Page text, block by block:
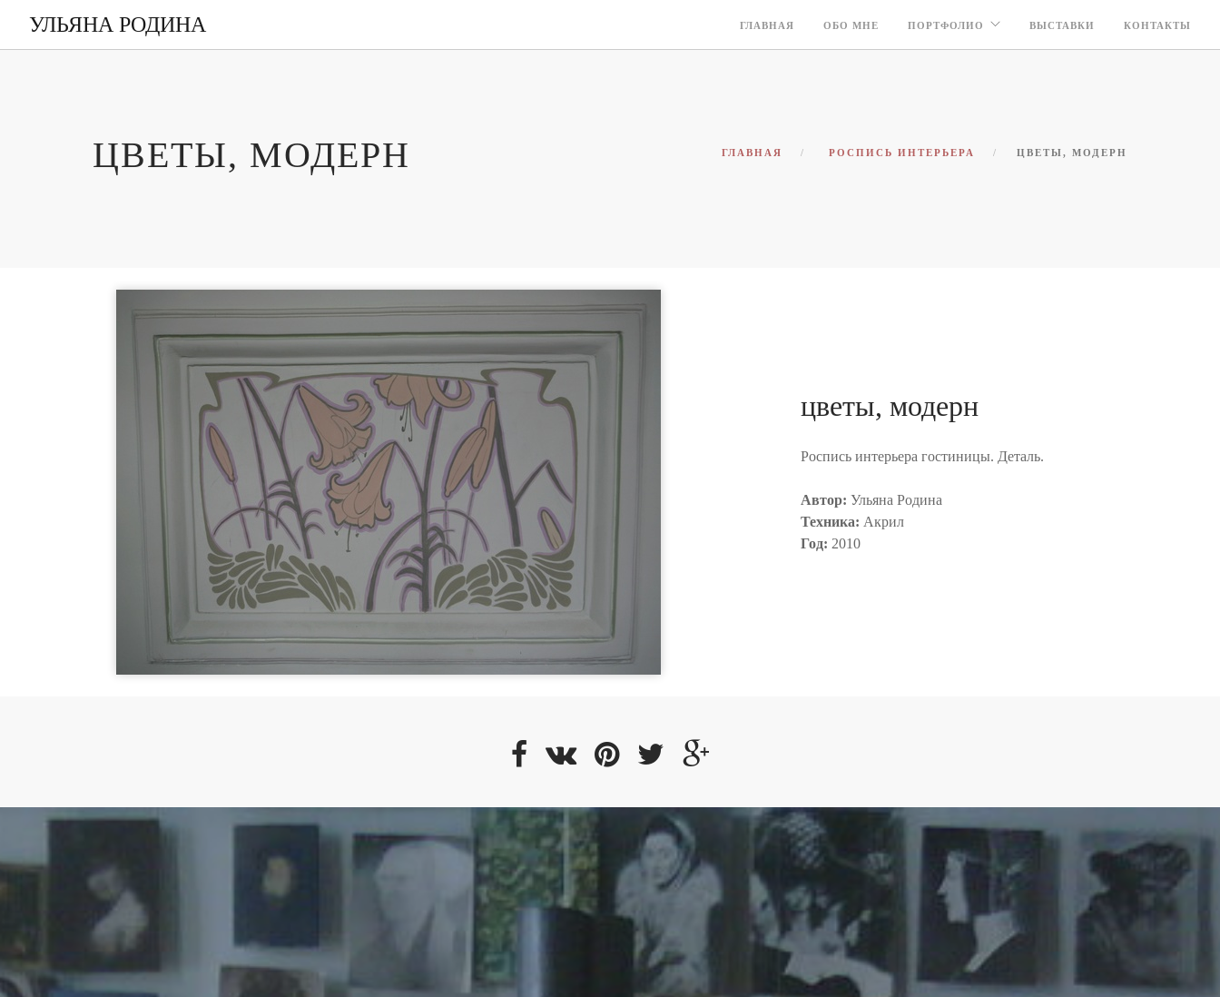
УЛЬЯНА РОДИНА ГЛАВНАЯ ОБО МНЕ ПОРТФОЛИО ВЫСТАВКИ КОНТАКТЫ
ЦВЕТЫ, МОДЕРН ГЛАВНАЯ РОСПИСЬ ИНТЕРЬЕРА ЦВЕТЫ, МОДЕРН
цветы, модерн
Роспись интерьера гостиницы. Деталь.
Автор: Ульяна Родина
Техника: Акрил
Год: 2010